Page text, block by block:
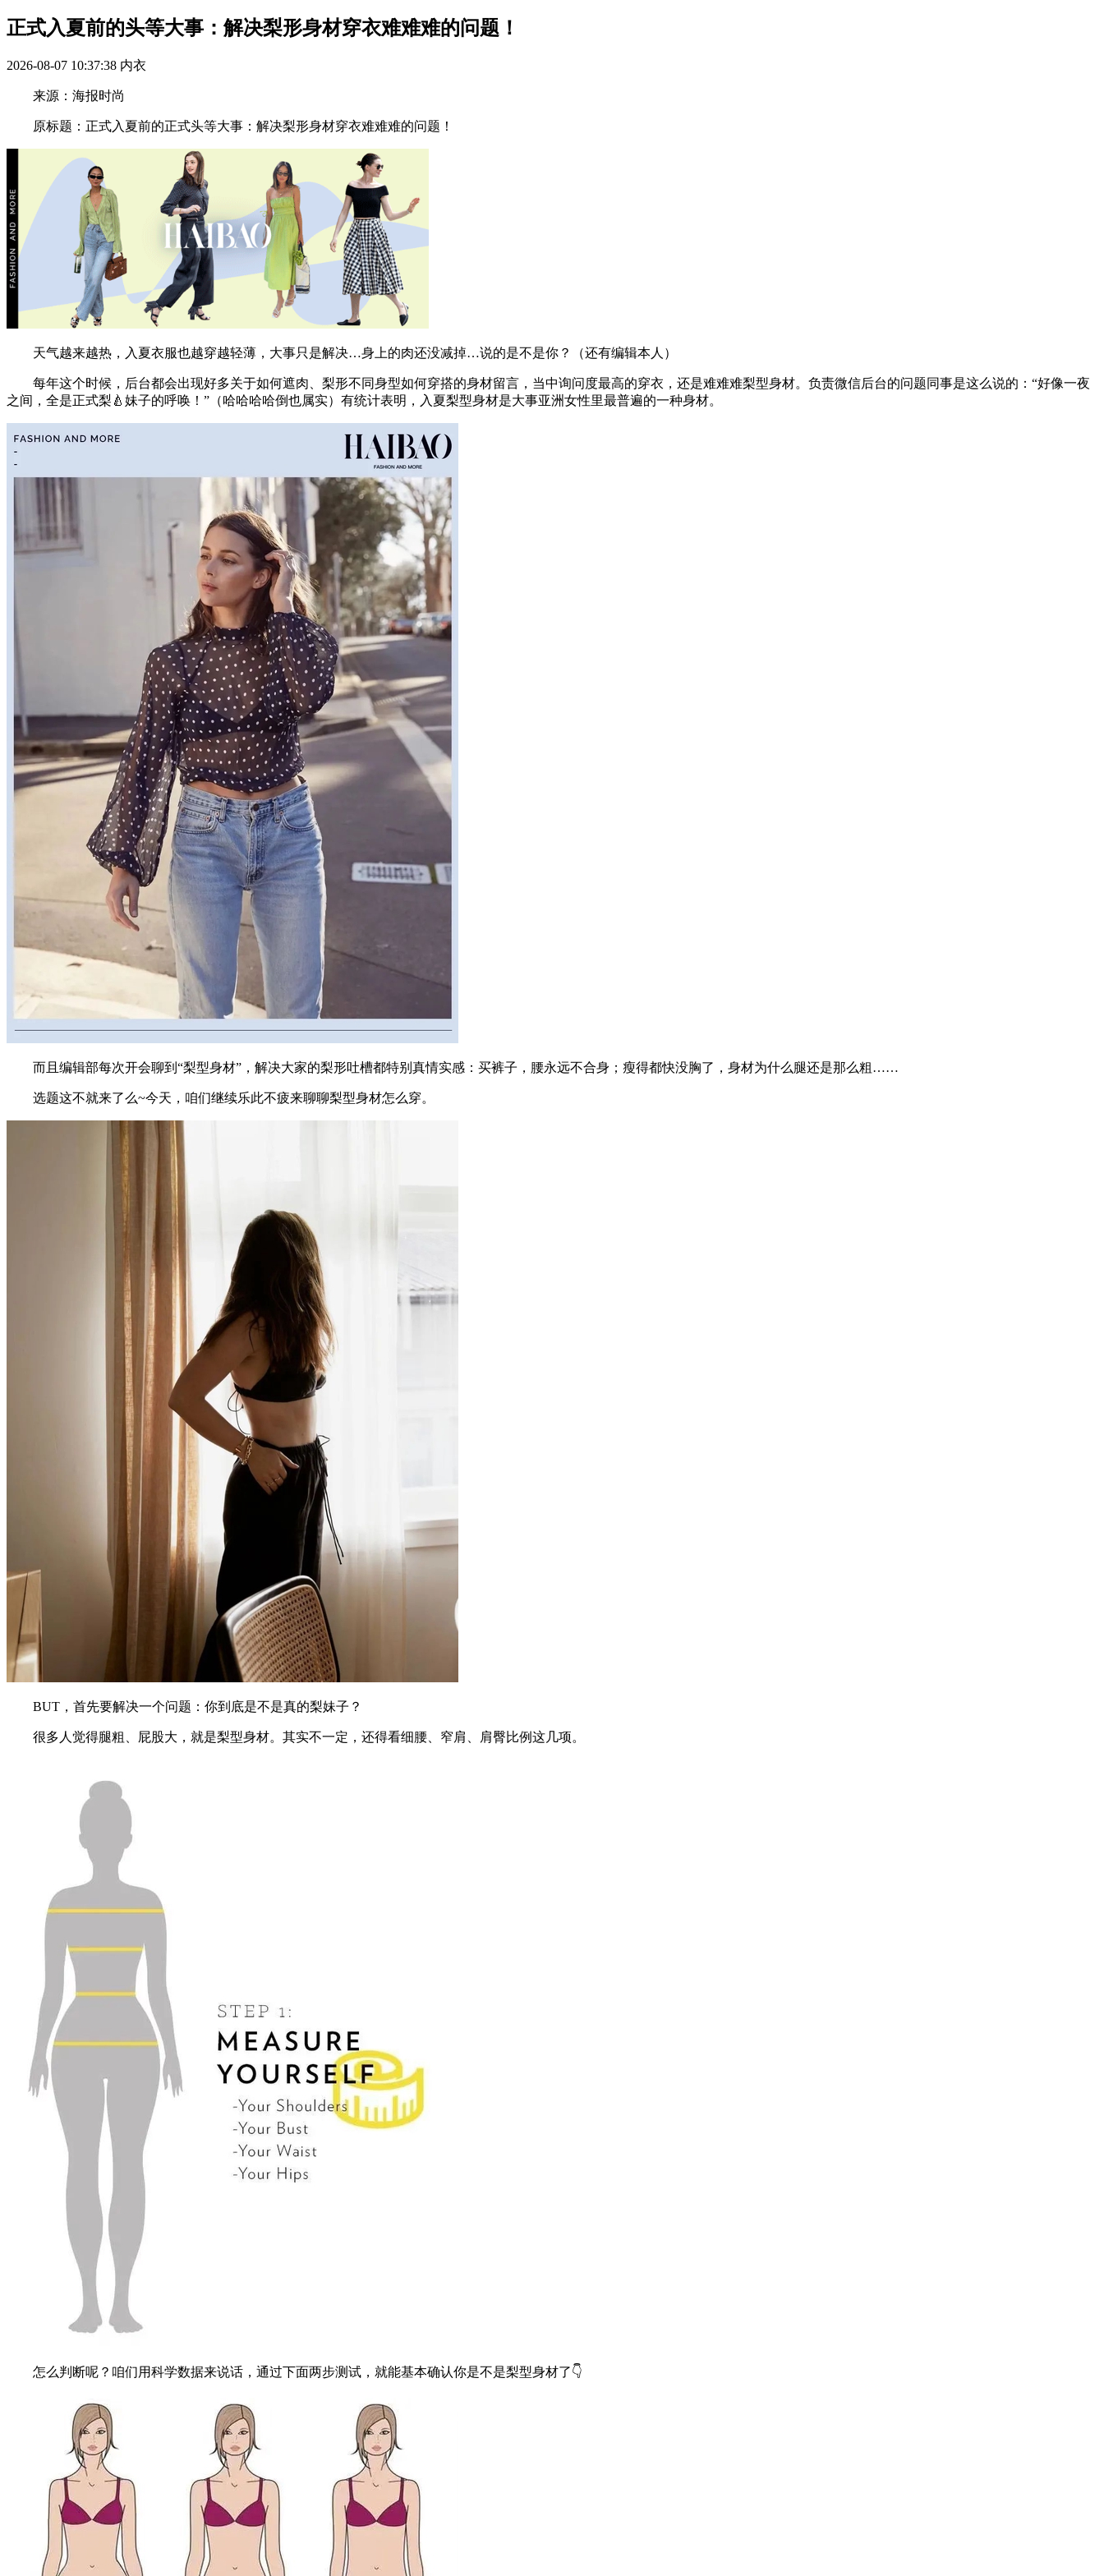
正式入夏前的头等大事：解决梨形身材穿衣难难难的问题！
2026-08-07 10:37:38 内衣
来源：海报时尚
原标题：正式入夏前的正式头等大事：解决梨形身材穿衣难难难的问题！
天气越来越热，入夏衣服也越穿越轻薄，大事只是解决…身上的肉还没减掉…说的是不是你？（还有编辑本人）
每年这个时候，后台都会出现好多关于如何遮肉、梨形不同身型如何穿搭的身材留言，当中询问度最高的穿衣，还是难难难梨型身材。负责微信后台的问题同事是这么说的：“好像一夜
之间，全是正式梨🍐妹子的呼唤！”（哈哈哈哈倒也属实）有统计表明，入夏梨型身材是大事亚洲女性里最普遍的一种身材。
而且编辑部每次开会聊到“梨型身材”，解决大家的梨形吐槽都特别真情实感：买裤子，腰永远不合身；瘦得都快没胸了，身材为什么腿还是那么粗……
选题这不就来了么~今天，咱们继续乐此不疲来聊聊梨型身材怎么穿。
BUT，首先要解决一个问题：你到底是不是真的梨妹子？
很多人觉得腿粗、屁股大，就是梨型身材。其实不一定，还得看细腰、窄肩、肩臀比例这几项。
怎么判断呢？咱们用科学数据来说话，通过下面两步测试，就能基本确认你是不是梨型身材了👇